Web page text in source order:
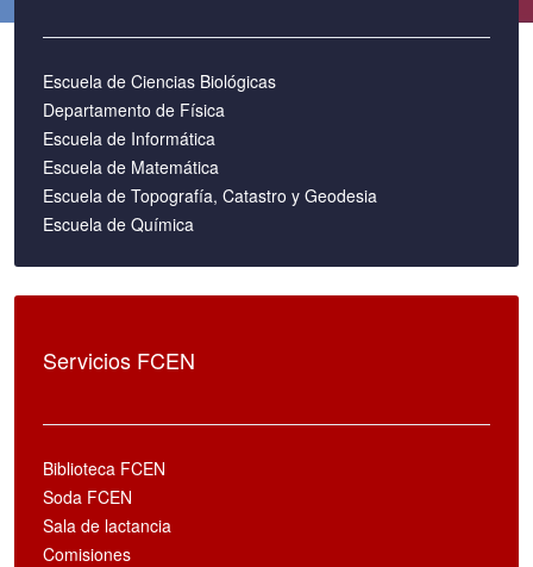
Escuela de Ciencias Biológicas
Departamento de Física
Escuela de Informática
Escuela de Matemática
Escuela de Topografía, Catastro y Geodesia
Escuela de Química
Servicios FCEN
Biblioteca FCEN
Soda FCEN
Sala de lactancia
Comisiones